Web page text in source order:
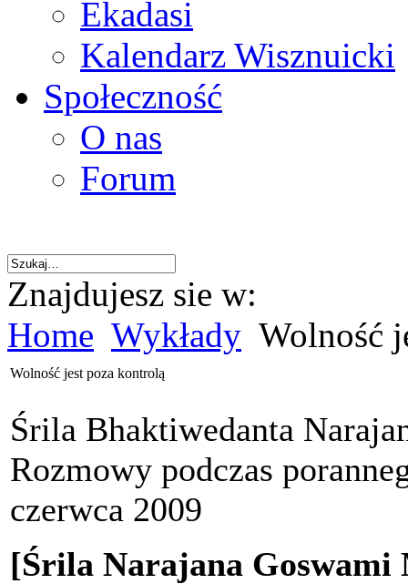
Ekadasi
Kalendarz Wisznuicki
Społeczność
O nas
Forum
Znajdujesz sie w:
Home Wykłady Wolność
Wolność jest poza kontrolą
Śrila Bhaktiwedanta
Rozmowy podczas
czerwca 2009
[Śrila Narajana Goswami